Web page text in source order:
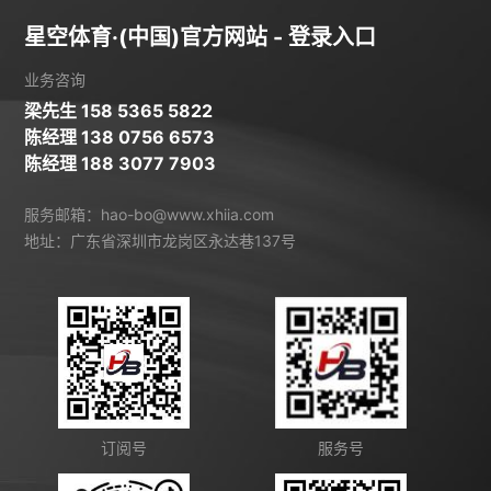
星空体育·(中国)官方网站 - 登录入口
业务咨询
梁先生 158 5365 5822
陈经理 138 0756 6573
陈经理 188 3077 7903
服务邮箱：hao-bo@www.xhiia.com
地址：广东省深圳市龙岗区永达巷137号
订阅号 服务号